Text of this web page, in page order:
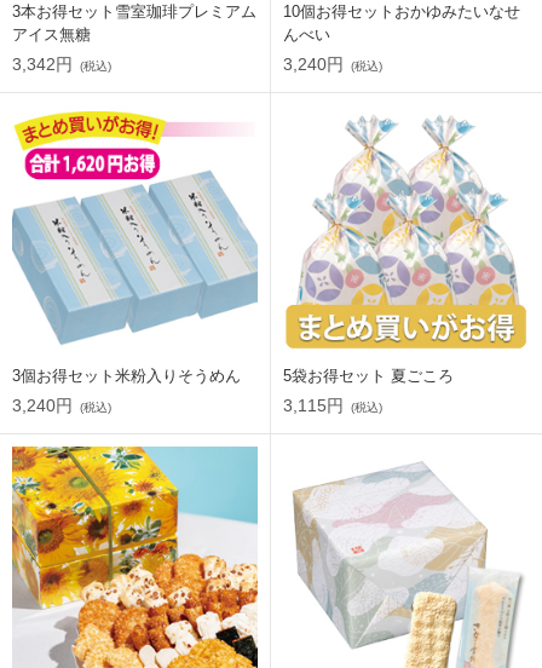
3本お得セット雪室珈琲プレミアム
アイス無糖
3,342円 (税込)
10個お得セットおかゆみたいなせ
んべい
3,240円 (税込)
3個お得セット米粉入りそうめん
3,240円 (税込)
5袋お得セット 夏ごころ
3,115円 (税込)